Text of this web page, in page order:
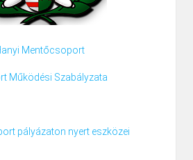
Mentőcsoport
Működési Szabályzata
pályázaton nyert eszközei